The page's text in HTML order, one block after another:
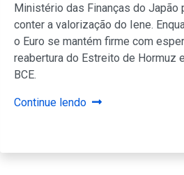
Ministério das Finanças do Japão
conter a valorização do Iene.
o Euro se mantém firme com
reabertura do Estreito de Hormuz
BCE.
Continue lendo